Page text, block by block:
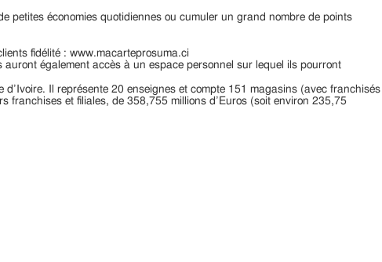
petites économies quotidiennes ou cumuler un grand nombre de points
fidélité : www.macarteprosuma.ci
également accès à un espace personnel sur lequel ils pourront
Il représente 20 enseignes et compte 151 magasins (avec franchisés
franchises et filiales, de 358,755 millions d’Euros (soit environ 235,75